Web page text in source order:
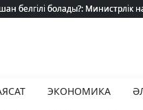
белгілі болады?: Министрлік
белгілі болады?: Министрлік
ЭКОНОМИКА